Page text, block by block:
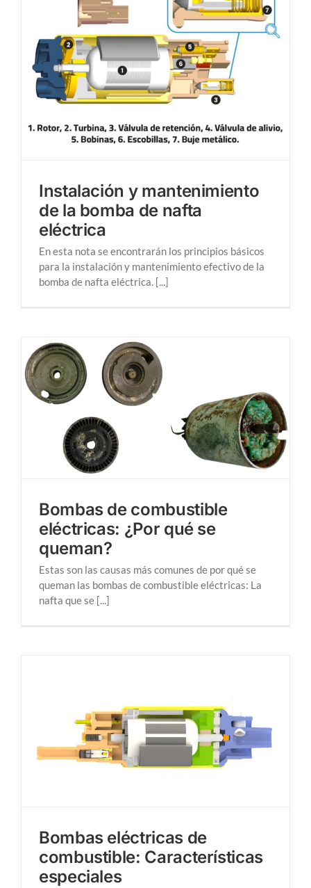
Instalación y mantenimiento
de la bomba de nafta
eléctrica
En esta nota se encontrarán los principios básicos
para la instalación y mantenimiento efectivo de la
bomba de nafta eléctrica. [...]
Bombas de combustible
eléctricas: ¿Por qué se
queman?
Estas son las causas más comunes de por qué se
queman las bombas de combustible eléctricas: La
nafta que se [...]
Bombas eléctricas de
combustible: Características
especiales